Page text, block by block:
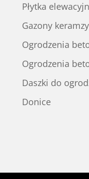
Płytka
Gazony
Ogrodzenia
Ogrodzenia
Daszki do
Donice